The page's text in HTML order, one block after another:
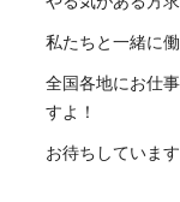
私たちと一緒に
全国各地にお仕
すよ！
お待ちしています